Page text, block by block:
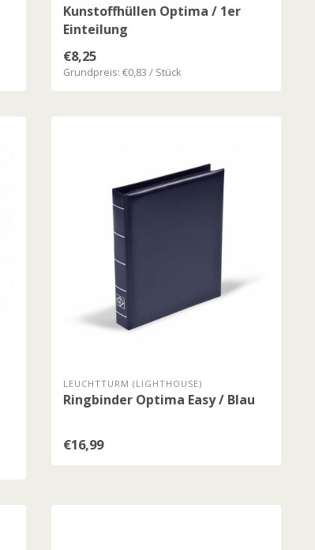
Kunstoffhüllen Optima / 1er
Einteilung
€8,25
Grundpreis: €0,83 / Stück
LEUCHTTURM (LIGHTHOUSE)
Ringbinder Optima Easy / Blau
€16,99